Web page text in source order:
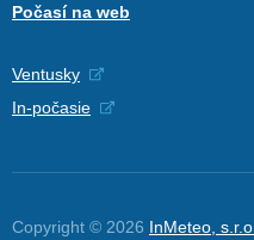
Počasí na web
Ventusky
In-počasie
Copyright © 2026 InMeteo, s.r.o.